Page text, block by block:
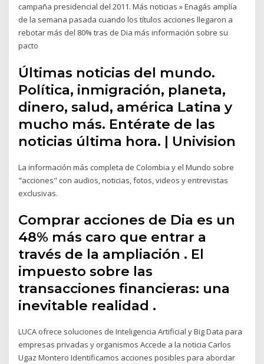
campaña presidencial del 2011. Más noticias » Enagás amplía
de la semana pasada cuando los títulos acciones llegaron a
rebotar más del 80% tras de Dia más información sobre su
pacto
Últimas noticias del mundo.
Política, inmigración, planeta,
dinero, salud, américa Latina y
mucho más. Entérate de las
noticias última hora. | Univision
La información más completa de Colombia y el Mundo sobre
"acciones" con audios, noticias, fotos, videos y entrevistas
exclusivas.
Comprar acciones de Dia es un
48% más caro que entrar a
través de la ampliación . El
impuesto sobre las
transacciones financieras: una
inevitable realidad .
LUCA ofrece soluciones de Inteligencia Artificial y Big Data para
empresas privadas y organismos Accede a la noticia Carlos
Ugaz Montero Identificamos acciones posibles para abordar